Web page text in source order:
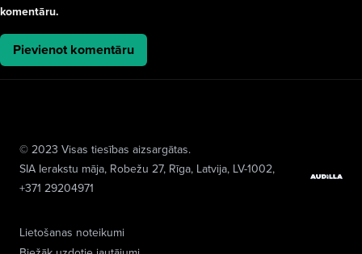
komentāru.
Lietošanas noteikumi
© 2023 Visas tiesības aizsargātas.
SIA Ierakstu māja, Robežu 27, Rīga, Latvija, LV-1002,
+371 29204971